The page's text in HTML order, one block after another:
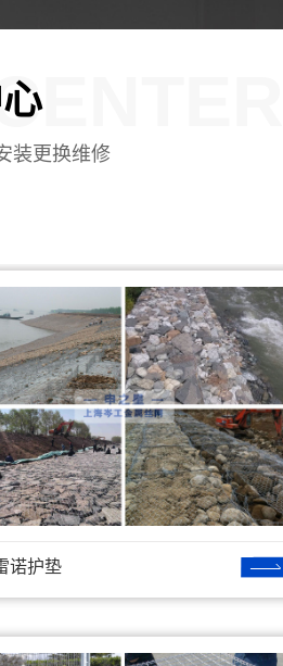
装更换维修
诺护垫